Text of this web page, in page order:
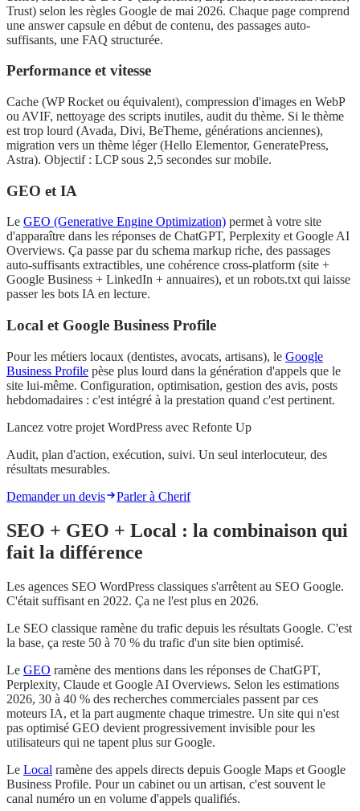
Trust) selon les règles Google de mai 2026. Chaque page comprend
une answer capsule en début de contenu, des passages auto-
suffisants, une FAQ structurée.
Performance et vitesse
Cache (WP Rocket ou équivalent), compression d'images en WebP
ou AVIF, nettoyage des scripts inutiles, audit du thème. Si le thème
est trop lourd (Avada, Divi, BeTheme, générations anciennes),
migration vers un thème léger (Hello Elementor, GeneratePress,
Astra). Objectif : LCP sous 2,5 secondes sur mobile.
GEO et IA
Le GEO (Generative Engine Optimization) permet à votre site
d'apparaître dans les réponses de ChatGPT, Perplexity et Google AI
Overviews. Ça passe par du schema markup riche, des passages
auto-suffisants extractibles, une cohérence cross-platform (site +
Google Business + LinkedIn + annuaires), et un robots.txt qui laisse
passer les bots IA en lecture.
Local et Google Business Profile
Pour les métiers locaux (dentistes, avocats, artisans), le Google
Business Profile pèse plus lourd dans la génération d'appels que le
site lui-même. Configuration, optimisation, gestion des avis, posts
hebdomadaires : c'est intégré à la prestation quand c'est pertinent.
Lancez votre projet WordPress avec Refonte Up
Audit, plan d'action, exécution, suivi. Un seul interlocuteur, des
résultats mesurables.
Demander un devis
Parler à Cherif
SEO + GEO + Local : la combinaison qui
fait la différence
Les agences SEO WordPress classiques s'arrêtent au SEO Google.
C'était suffisant en 2022. Ça ne l'est plus en 2026.
Le SEO classique ramène du trafic depuis les résultats Google. C'est
la base, ça reste 50 à 70 % du trafic d'un site bien optimisé.
Le GEO ramène des mentions dans les réponses de ChatGPT,
Perplexity, Claude et Google AI Overviews. Selon les estimations
2026, 30 à 40 % des recherches commerciales passent par ces
moteurs IA, et la part augmente chaque trimestre. Un site qui n'est
pas optimisé GEO devient progressivement invisible pour les
utilisateurs qui ne tapent plus sur Google.
Le Local ramène des appels directs depuis Google Maps et Google
Business Profile. Pour un cabinet ou un artisan, c'est souvent le
canal numéro un en volume d'appels qualifiés.